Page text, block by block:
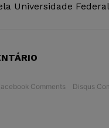
Universidade
Comments Disqus